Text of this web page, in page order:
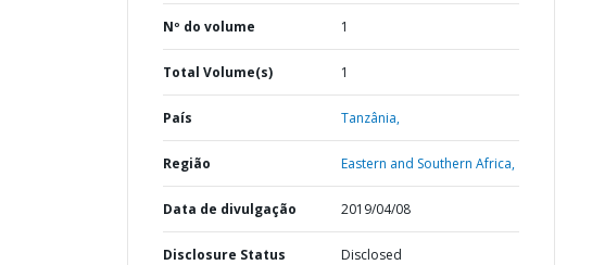
Nº do volume 1
Total Volume(s) 1
País Tanzânia,
Região Eastern and Southern Africa,
Data de divulgação 2019/04/08
Disclosure Status Disclosed